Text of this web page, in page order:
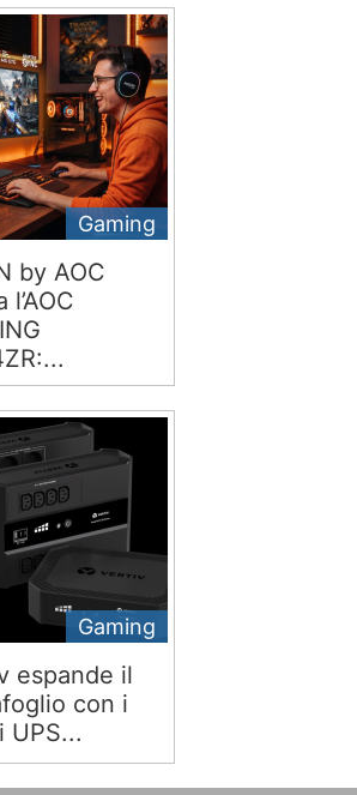
Gaming
by AOC
l’AOC
Gaming
espande il
con i
UPS...